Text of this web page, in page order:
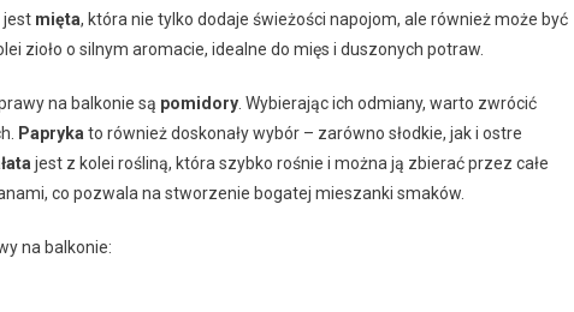
jest mięta, która nie tylko dodaje świeżości napojom, ale również może być
zioło o silnym aromacie, idealne do mięs i duszonych potraw.
na balkonie są pomidory . Wybierając ich odmiany, warto zwrócić
Papryka to również doskonały wybór – zarówno słodkie, jak i ostre
jest z kolei rośliną, która szybko rośnie i można ją zbierać przez całe
co pozwala na stworzenie bogatej mieszanki smaków.
na balkonie: